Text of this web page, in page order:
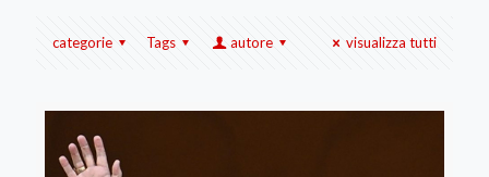
categorie Tags autore visualizza tutti